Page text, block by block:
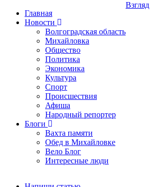
Главная
Новости
Волгоградская область
Михайловка
Общество
Политика
Экономика
Культура
Спорт
Происшествия
Афиша
Народный репортер
Блоги
Вахта памяти
Обед в Михайловке
Вело Блог
Интересные люди
Взгляд